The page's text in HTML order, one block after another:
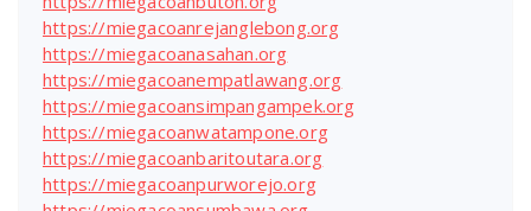
https://miegacoanrejanglebong.org
https://miegacoanasahan.org
https://miegacoanempatlawang.org
https://miegacoansimpangampek.org
https://miegacoanwatampone.org
https://miegacoanbaritoutara.org
https://miegacoanpurworejo.org